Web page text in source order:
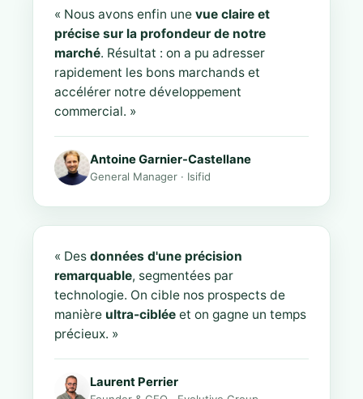
« Nous avons enfin une vue claire et
précise sur la profondeur de notre
marché. Résultat : on a pu adresser
rapidement les bons marchands et
accélérer notre développement
commercial. »
Antoine Garnier-Castellane
General Manager · Isifid
« Des données d'une précision
remarquable, segmentées par
technologie. On cible nos prospects de
manière ultra-ciblée et on gagne un temps
précieux. »
Laurent Perrier